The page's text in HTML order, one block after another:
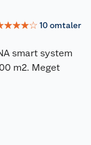
☆☆☆☆ 10omtaler
smart system
m2. Meget